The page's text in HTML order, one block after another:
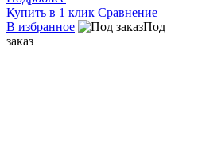
Купить в 1 клик Сравнение
В избранное
Под
заказ